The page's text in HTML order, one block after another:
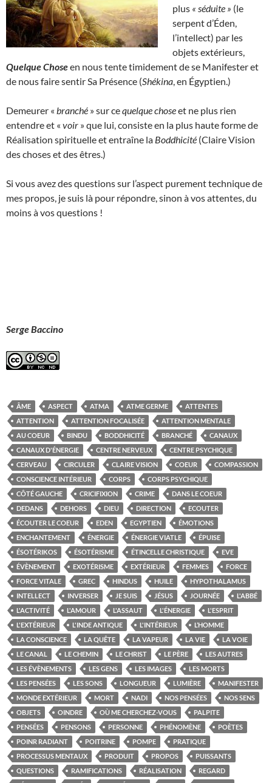
plus « séduite » (le
serpent d’Éden,
l’intellect) par les
objets extérieurs,
Quelque Choseen nous tente timidement de se Manifester et
de nous faire sentir Sa Présence (Shékina , en Égyptien.)
Demeurer « branché » sur cequelque choseet ne plus rien
entendre et « voir » que lui, consiste en la plus haute forme de
Réalisation spirituelle et entraîne la Boddhicité (Claire Vision
des choses et des êtres.)
Si vous avez des questions sur l’aspect purement technique de
mes propos, je suis là pour répondre, sinon à vos attentes, du
moins à vos questions !
Serge Baccino
ÂME ASPECT ATMA ATME GERME
ATTENTES
ATTENTION
ATTENTION FOCALISÉE
ATTENTION MENTALE
AU COEUR
BINDU BODDHICITÉ BRANCHÉ
CANAUX
CANAUX D'ÉNERGIE
CENTRE NERVEUX
CENTRE PSYCHIQUE
CERVEAU
CIRCULER CLAIRE VISION COEUR
COMPASSION
CONSCIENCE INTÉRIEUR
CORPS
CORPS PSYCHIQUE
CÔTÉ GAUCHE
CRICIFIXION CRIME
DANS LE COEUR
DEDANS
DEHORS DIEU DIRECTION
ECOUTER
ÉCOUTER LE COEUR
EDEN EGYPTIEN
ÉMOTIONS
ENCHANTEMENT
ÉNERGIE ÉNERGIE VIATLE
ÉPUISE
ÉSOTÉRIKOS
ÉSOTÉRISME ÉTINCELLE CHRISTIQUE
EVE
ÉVÈNEMENT
EXOTÉRISME EXTÉRIEUR FEMMES
FORCE
FORCE VITALE
GREC HINDUS HUILE
HYPOTHALAMUS
INTELLECT
INVERSER JE SUIS JÉSUS JOURNÉE
L'ABBÉ
L'ACTIVITÉ
L'AMOUR L'ASSAUT L'ÉNERGIE
L'ESPRIT
L'EXTÉRIEUR
L'INDE ANTIQUE L'INTÉRIEUR
L’HOMME
LA CONSCIENCE
LA QUÊTE LA VAPEUR LA VIE
LA VOIE
LE CANAL
LE CHEMIN LE CHRIST LE PÈRE
LES AUTRES
LES ÉVÈNEMENTS
LES GENS LES IMAGES
LES MORTS
LES PENSÉES
LES SONS LONGUEUR LUMIÈRE
MANIFESTER
MONDE EXTÉRIEUR
MORT NADI NOS PENSÉES
NOS SENS
OBJETS
OINDRE OÙ ME CHERCHEZ-VOUS
PALPITE
PENSÉES
PENSONS PERSONNE PHÉNOMÈNE
POÈTES
POINR RADIANT
POITRINE POMPE
PRATIQUE
PROCESSUS MENTAUX
PRODUIT PROPOS
PUISSANTS
QUESTIONS
RAMIFICATIONS RÉALISATION
REGARD